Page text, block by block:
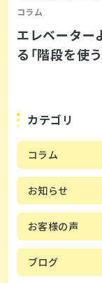
コラム
エレベーター
る「階段を使
カテゴリ
コラム
お知らせ
お客様の声
ブログ